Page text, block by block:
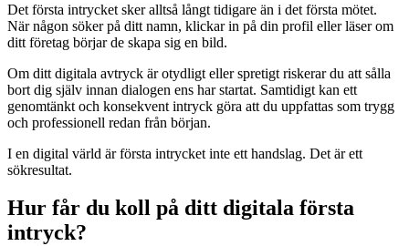
Det första intrycket sker alltså långt tidigare än i det första mötet.
När någon söker på ditt namn, klickar in på din profil eller läser om
ditt företag börjar de skapa sig en bild.
Om ditt digitala avtryck är otydligt eller spretigt riskerar du att sålla
bort dig själv innan dialogen ens har startat. Samtidigt kan ett
genomtänkt och konsekvent intryck göra att du uppfattas som trygg
och professionell redan från början.
I en digital värld är första intrycket inte ett handslag. Det är ett
sökresultat.
Hur får du koll på ditt digitala första
intryck?